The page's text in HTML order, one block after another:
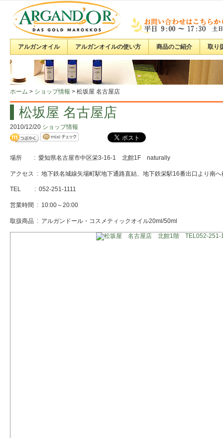
アルガンオイル アルガンオイルの使い方 商品のご紹介 取り
ホーム > ショップ情報 > 松坂屋 名古屋店
松坂屋 名古屋店
2010/12/20 ショップ情報
場所 : 愛知県名古屋市中区栄3-16-1 北館1F naturally
アクセス : 地下鉄名城線矢場町駅地下通路直結、地下鉄栄駅16番出口より南へ
TEL : 052-251-1111
営業時間 : 10:00～20:00
取扱商品 : アルガンドール・コスメティックオイル20ml/50ml